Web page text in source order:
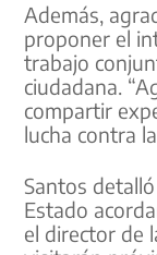
Además,
proponer el
trabajo
ciudadana.
compartir
lucha contra
Santos
Estado
el director de